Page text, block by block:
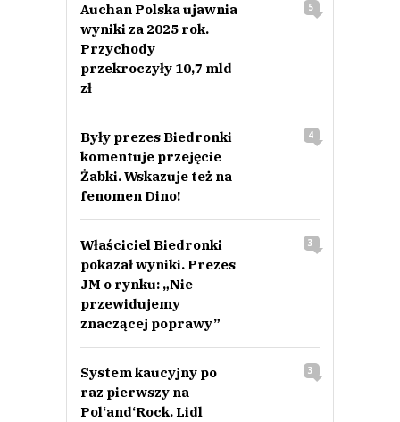
Auchan Polska ujawnia
wyniki za 2025 rok.
Przychody
przekroczyły 10,7 mld
zł
5
Były prezes Biedronki
komentuje przejęcie
Żabki. Wskazuje też na
fenomen Dino!
4
Właściciel Biedronki
pokazał wyniki. Prezes
JM o rynku: „Nie
przewidujemy
znaczącej poprawy”
3
System kaucyjny po
raz pierwszy na
Pol‘and‘Rock. Lidl
3